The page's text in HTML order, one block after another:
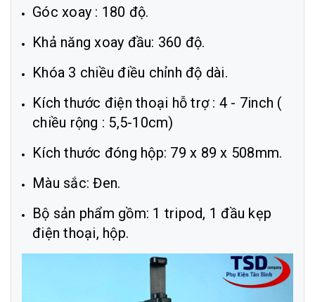
Góc xoay : 180 độ.
Khả năng xoay đầu: 360 độ.
Khóa 3 chiều điều chỉnh độ dài.
Kích thước điện thoại hỗ trợ : 4 - 7inch (
chiều rộng : 5,5-10cm)
Kích thước đóng hộp: 79 x 89 x 508mm.
Màu sắc: Đen.
Bộ sản phẩm gồm: 1 tripod, 1 đầu kẹp
điện thoại, hộp.